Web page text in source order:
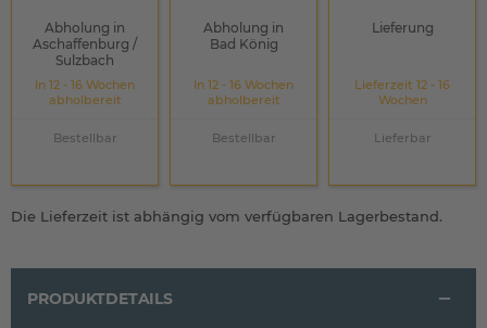
Abholung in
Aschaffenburg /
Sulzbach
In 12 - 16 Wochen
abholbereit
Bestellbar
Abholung in
Bad König
In 12 - 16 Wochen
abholbereit
Bestellbar
Lieferung
Lieferzeit 12 - 16
Wochen
Lieferbar
Die Lieferzeit ist abhängig vom verfügbaren Lagerbestand.
PRODUKTDETAILS